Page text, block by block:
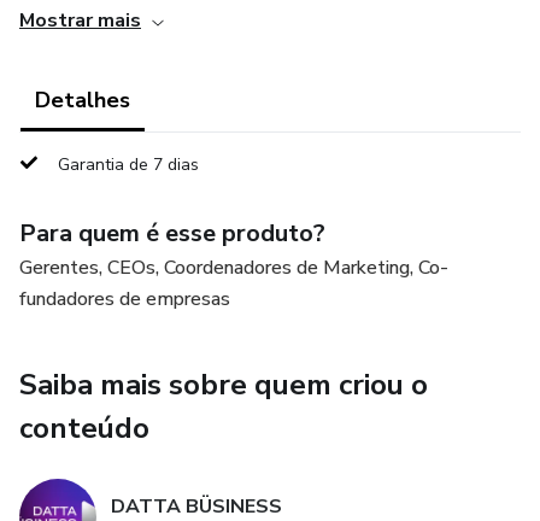
-definição e acompanhamento de metas.
Indicado para:
Gerentes de Marketing de empresas de pequeno e médio
porte
gerentes
CEOs e Co-fundadores de Startups
Mostrar mais
Detalhes
Garantia de 7 dias
Para quem é esse produto?
Gerentes, CEOs, Coordenadores de Marketing, Co-
fundadores de empresas
Saiba mais sobre quem criou o
conteúdo
DATTA BÜSINESS